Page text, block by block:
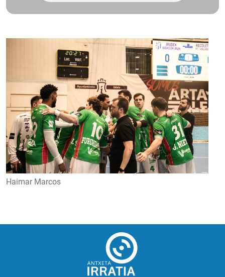
Haimar Marcos